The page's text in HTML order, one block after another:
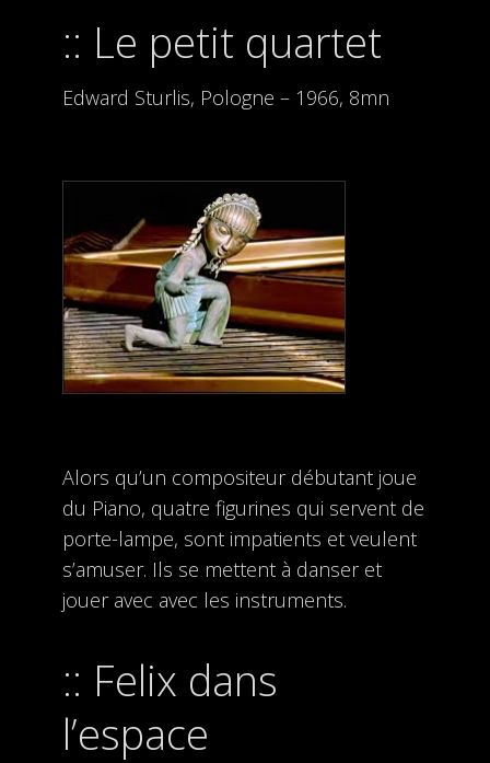
Le petit quartet
Edward Sturlis, Pologne – 1966, 8mn
Alors qu’un compositeur débutant joue
du Piano, quatre figurines qui servent de
porte-lampe, sont impatients et veulent
s’amuser. Ils se mettent à danser et
jouer avec avec les instruments.
Felix dans
l’espace